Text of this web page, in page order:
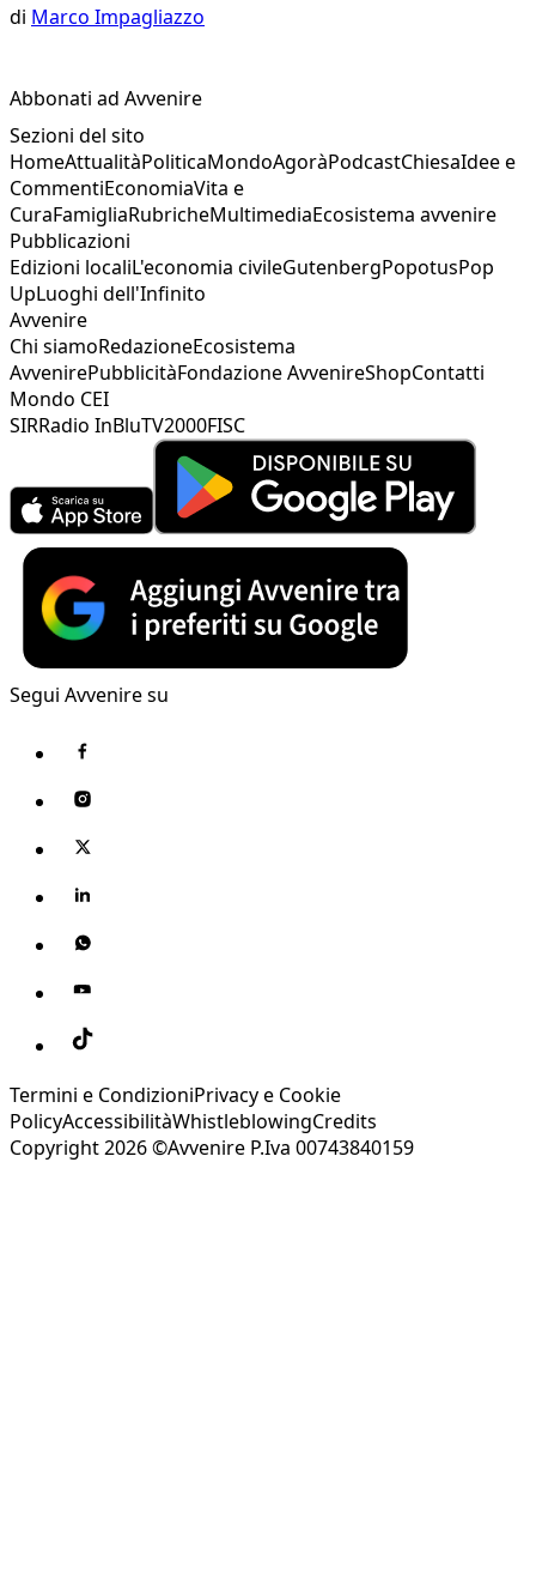
di Marco Impagliazzo
Abbonati ad Avvenire
Sezioni del sito
HomeAttualitàPoliticaMondoAgoràPodcastChiesaIdee e
CommentiEconomiaVita e
CuraFamigliaRubricheMultimediaEcosistema avvenire
Pubblicazioni
Edizioni localiL'economia civileGutenbergPopotusPop
UpLuoghi dell'Infinito
Avvenire
Chi siamoRedazioneEcosistema
AvvenirePubblicitàFondazione AvvenireShopContatti
Mondo CEI
SIRRadio InBluTV2000FISC
Segui Avvenire su
Termini e CondizioniPrivacy e Cookie
PolicyAccessibilitàWhistleblowingCredits
Copyright 2026 ©Avvenire P.Iva 00743840159